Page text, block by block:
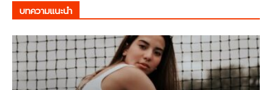
บทความแนะนำ